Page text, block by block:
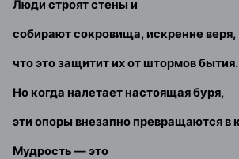
Люди строят стены и
собирают сокровища, искренне веря,
что это защитит их от штормов бытия.
Но когда налетает настоящая буря,
эти опоры внезапно превращаются в
Мудрость — это